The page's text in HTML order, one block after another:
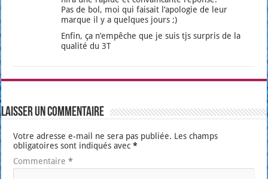
Pas de bol, moi qui fai­sait l’a­po­lo­gie de leur
marque il y a quelques jours ;)
Enfin, ça n’empêche que je suis tjs sur­pris de la
qua­li­té du 3T
Laisser un commentaire
Votre adresse e-mail ne sera pas publiée. Les champs
obligatoires sont indiqués avec*
Commentaire*